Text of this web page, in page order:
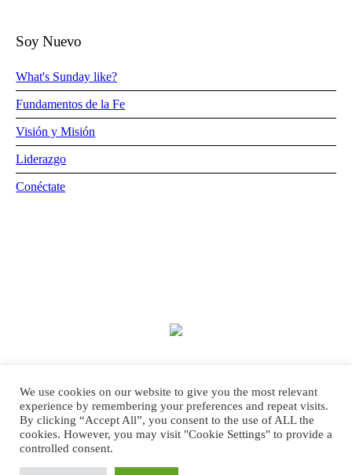
Soy Nuevo
What's Sunday like?
Fundamentos de la Fe
Visión y Misión
Liderazgo
Conéctate
We use cookies on our website to give you the most relevant
experience by remembering your preferences and repeat visits.
By clicking “Accept All”, you consent to the use of ALL the
cookies. However, you may visit "Cookie Settings" to provide a
controlled consent.